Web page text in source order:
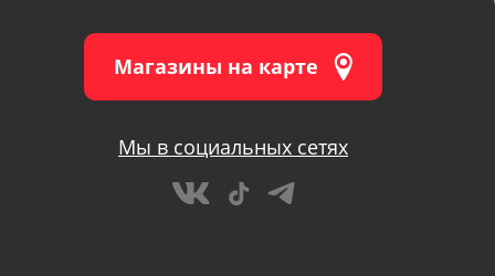
Магазины на карте
Мы в социальных сетях